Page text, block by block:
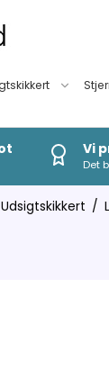
Vi
Det
Udsigtskikkert /